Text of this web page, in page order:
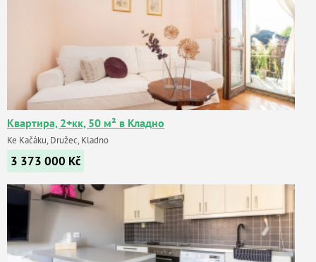
Квартира, 2+кк, 50 м² в Кладно
Ke Kačáku, Družec, Kladno
3 373 000 Kč